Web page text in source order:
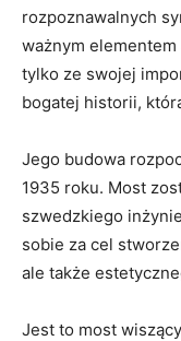
rozpoznawalnych
ważnym
⁣tylko ze swojej
bogatej historii,
Jego budowa
1935 roku. Most
⁢szwedzkiego
sobie za cel
ale także
Jest to⁣ most